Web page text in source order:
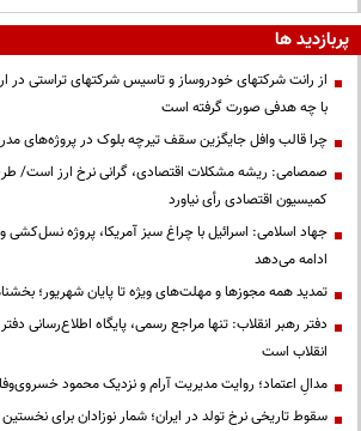
پربازدید ها
از رانت‌ شرکتهای خودروساز و تاسیس شرکتهای تراستی در
با چه هدفی صورت گرفته است
چرا قالب وافل جایگزین سقف تیرچه بلوک در پروژه‌های
صمصامی: ریشه مشکلات اقتصادی، گرانی نرخ ارز است/
کمیسیون اقتصادی رأی نیاورد
جهاد اسلامی: اسرائیل با چراغ سبز آمریکا، پروژه نسل‌کشی
ادامه می‌دهد
تمدید همه مجوزها و مهلت‌های ویژه تا پایان شهریور؛
دفتر رهبر انقلاب: تنها مراجع رسمی، پایگاه اطلاع‌رسانی
انقلاب است
مدالِ اعتماد؛ روایت مدیریت آرام و نزدیک محمود خسروی‌وفا